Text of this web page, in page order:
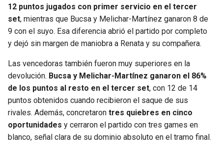
12 puntos jugados con primer servicio en el tercer
set, mientras que Bucsa y Melichar-Martínez ganaron 8 de
9 con el suyo. Esa diferencia abrió el partido por completo
y dejó sin margen de maniobra a Renata y su compañera.
Las vencedoras también fueron muy superiores en la
devolución. Bucsa y Melichar-Martínez ganaron el 86%
de los puntos al resto en el tercer set, con 12 de 14
puntos obtenidos cuando recibieron el saque de sus
rivales. Además, concretaron tres quiebres en cinco
oportunidades y cerraron el partido con tres games en
blanco, señal clara de su dominio absoluto en el tramo final.